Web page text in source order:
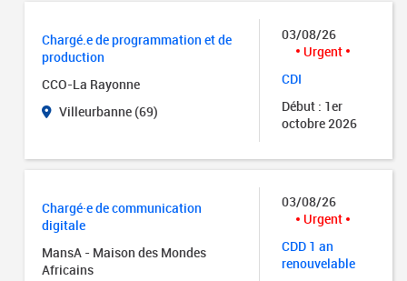
Chargé.e de programmation et de
production
CCO-La Rayonne
Villeurbanne (69)
03/08/26
Urgent
CDI
Début : 1er
octobre 2026
Chargé·e de communication
digitale
MansA - Maison des Mondes
Africains
03/08/26
Urgent
CDD 1 an
renouvelable